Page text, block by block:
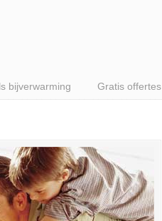
bijverwarming Gratis offertes